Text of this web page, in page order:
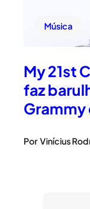
Música
My 21st
faz
Grammy
Por Vinícius